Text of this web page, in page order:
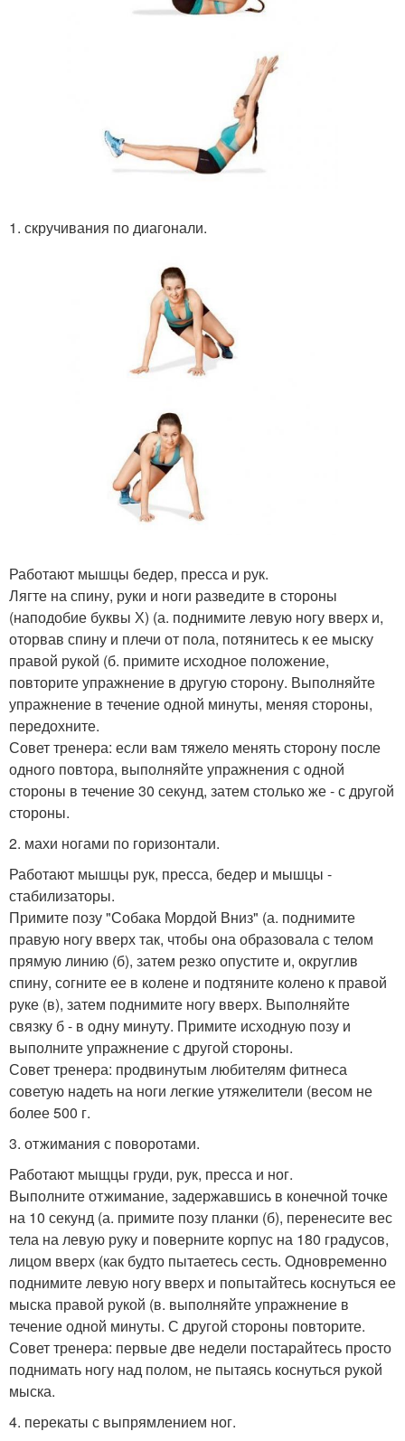
1. скручивания по диагонали.
Работают мышцы бедер, пресса и рук.
Лягте на спину, руки и ноги разведите в стороны
(наподобие буквы Х) (а. поднимите левую ногу вверх и,
оторвав спину и плечи от пола, потянитесь к ее мыску
правой рукой (б. примите исходное положение,
повторите упражнение в другую сторону. Выполняйте
упражнение в течение одной минуты, меняя стороны,
передохните.
Совет тренера: если вам тяжело менять сторону после
одного повтора, выполняйте упражнения с одной
стороны в течение 30 секунд, затем столько же - с другой
стороны.
2. махи ногами по горизонтали.
Работают мышцы рук, пресса, бедер и мышцы -
стабилизаторы.
Примите позу "Собака Мордой Вниз" (а. поднимите
правую ногу вверх так, чтобы она образовала с телом
прямую линию (б), затем резко опустите и, округлив
спину, согните ее в колене и подтяните колено к правой
руке (в), затем поднимите ногу вверх. Выполняйте
связку б - в одну минуту. Примите исходную позу и
выполните упражнение с другой стороны.
Совет тренера: продвинутым любителям фитнеса
советую надеть на ноги легкие утяжелители (весом не
более 500 г.
3. отжимания с поворотами.
Работают мыщцы груди, рук, пресса и ног.
Выполните отжимание, задержавшись в конечной точке
на 10 секунд (а. примите позу планки (б), перенесите вес
тела на левую руку и поверните корпус на 180 градусов,
лицом вверх (как будто пытаетесь сесть. Одновременно
поднимите левую ногу вверх и попытайтесь коснуться ее
мыска правой рукой (в. выполняйте упражнение в
течение одной минуты. С другой стороны повторите.
Совет тренера: первые две недели постарайтесь просто
поднимать ногу над полом, не пытаясь коснуться рукой
мыска.
4. перекаты с выпрямлением ног.